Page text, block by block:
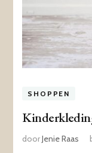
SHOPPEN
doorJenie Raas